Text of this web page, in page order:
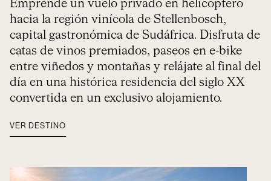
Emprende un vuelo privado en helicóptero
hacia la región vinícola de Stellenbosch,
capital gastronómica de Sudáfrica. Disfruta de
catas de vinos premiados, paseos en e-bike
entre viñedos y montañas y relájate al final del
día en una histórica residencia del siglo XX
convertida en un exclusivo alojamiento.
VER DESTINO